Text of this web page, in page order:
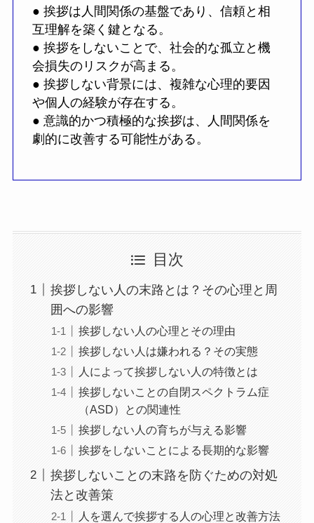
● 挨拶は人間関係の基盤であり、信頼と相
互理解を築く鍵となる。
● 挨拶をしないことで、社会的な孤立と機
会損失のリスクが高まる。
● 挨拶しない背景には、複雑な心理的要因
や個人の経験が存在する。
● 意識的かつ積極的な挨拶は、人間関係を
劇的に改善する可能性がある。
目次
挨拶しない人の末路とは？その心理と周
囲への影響
挨拶しない人の心理とその理由
挨拶しない人は嫌われる？その実態
人によって挨拶しない人の特徴とは
挨拶しないことの自閉スペクトラム症
（ASD）との関連性
挨拶しない人の育ちが与える影響
挨拶をしないことによる長期的な影響
挨拶しないことの末路を防ぐための対処
法と改善策
人を選んで挨拶する人の心理と改善方法